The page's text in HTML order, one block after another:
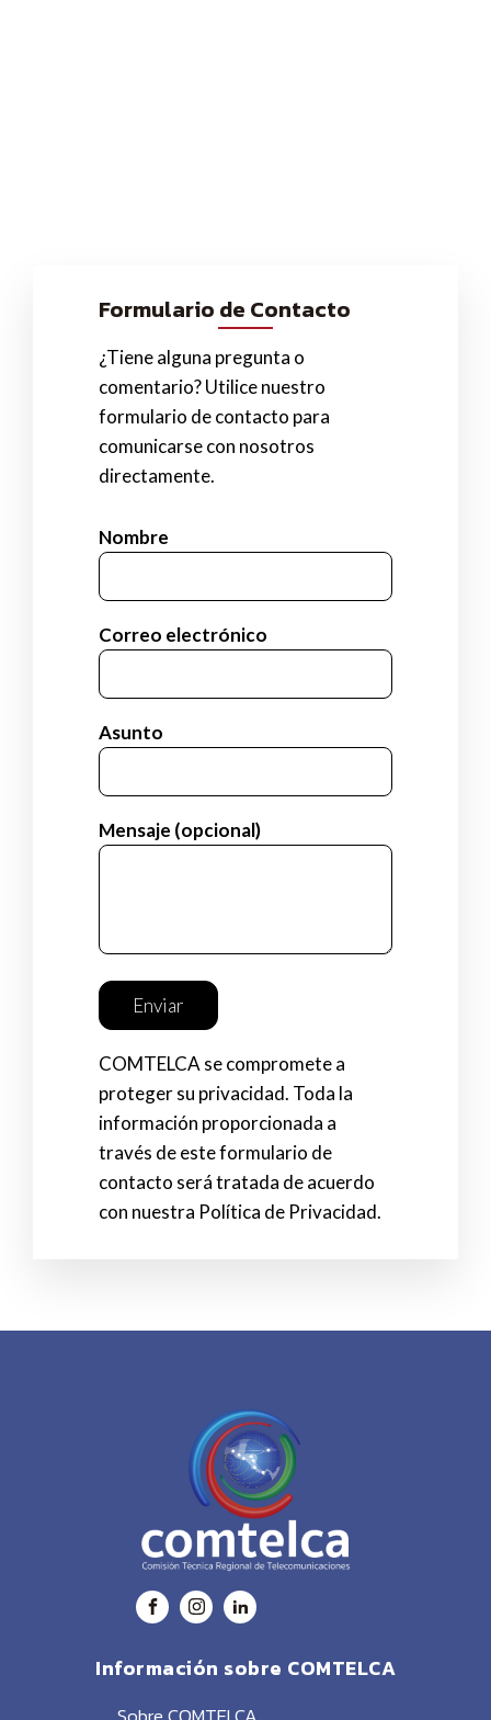
Formulario de Contacto
¿Tiene alguna pregunta o
comentario? Utilice nuestro
formulario de contacto para
comunicarse con nosotros
directamente.
Nombre
Correo electrónico
Asunto
Mensaje (opcional)
COMTELCA se compromete a
proteger su privacidad. Toda la
información proporcionada a
través de este formulario de
contacto será tratada de acuerdo
con nuestra Política de Privacidad.
Información sobre COMTELCA